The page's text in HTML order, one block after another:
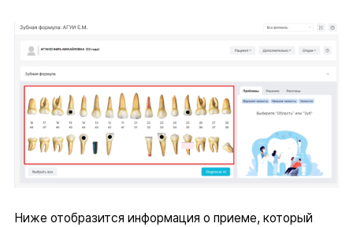
Ниже отобразится информация о приеме, который